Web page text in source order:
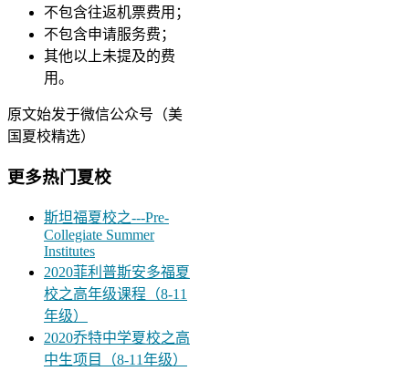
不包含往返机票费用；
不包含申请服务费；
其他以上未提及的费
用。
原文始发于微信公众号（美
国夏校精选）
更多热门夏校
斯坦福夏校之---Pre-
Collegiate Summer
Institutes
2020菲利普斯安多福夏
校之高年级课程（8-11
年级）
2020乔特中学夏校之高
中生项目（8-11年级）